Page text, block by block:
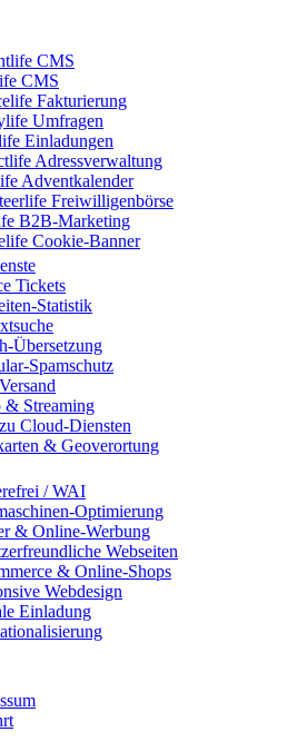
CMS
CMS
Fakturierung
Umfragen
Einladungen
Adressverwaltung
Adventkalender
Freiwilligenbörse
B2B-Marketing
Cookie-Banner
Tickets
Statistik
Übersetzung
Spamschutz
& Streaming
Cloud-Diensten
& Geoverortung
/ WAI
Optimierung
& Online-Werbung
Webseiten
& Online-Shops
Webdesign
Einladung